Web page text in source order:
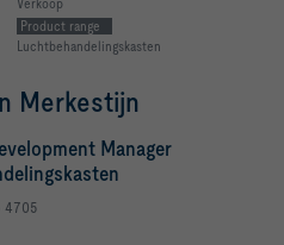
Verkoop
Product range
Luchtbehandelingskasten
Merkestijn
Manager
4705